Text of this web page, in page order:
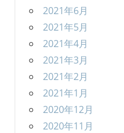
2021年6月
2021年5月
2021年4月
2021年3月
2021年2月
2021年1月
2020年12月
2020年11月